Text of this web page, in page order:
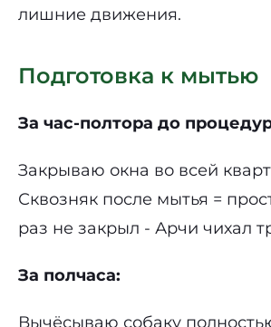
лишние движения.
Подготовка к мытью
За час-полтора до
Закрываю окна во всей
Сквозняк после мытья =
раз не закрыл - Арчи чихал
За полчаса:
Вычёсываю собаку